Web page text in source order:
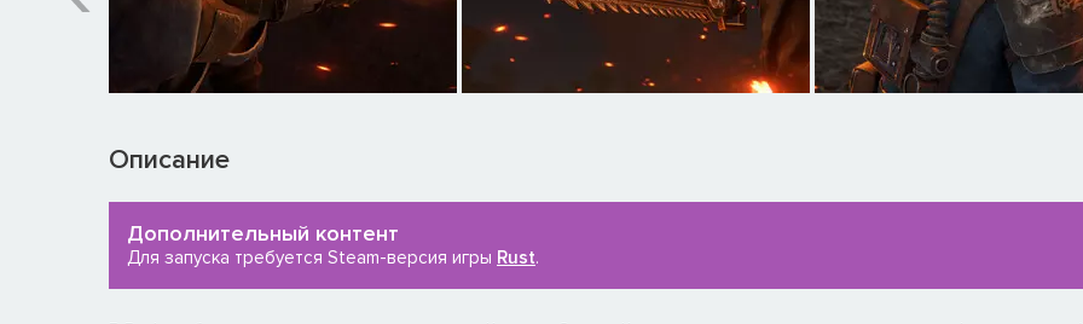
Описание
Дополнительный контент
Для запуска требуется Steam-версия игры Rust.